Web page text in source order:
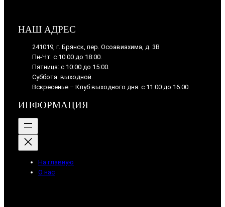
НАШ АДРЕС
241019, г. Брянск, пер. Осоавиахима, д. 3В
Пн-Чт: с 10:00 до 18:00.
Пятница: с 10:00 до 15:00.
Суббота: выходной.
Вскресенье – Клуб выходного дня: с 11:00 до 16:00.
ИНФОРМАЦИЯ
На главную
О нас